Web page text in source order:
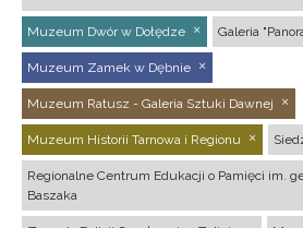
Muzeum Dwór w Dołędze Galeria
Muzeum Zamek w Dębnie
Muzeum Ratusz - Galeria Sztuki Dawnej
Muzeum Historii Tarnowa i Regionu
Regionalne Centrum Edukacji o Pamięci im.
Baszaka